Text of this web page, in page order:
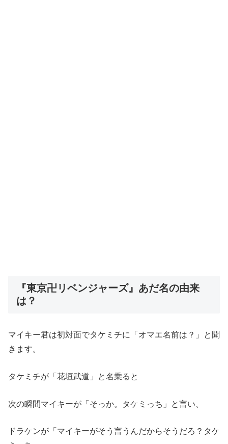
『東京卍リベンジャーズ』あだ名の由来
は？
マイキー君は初対面でタケミチに「オマエ名前は？」と聞
きます。
タケミチが「花垣武道」と名乗ると
次の瞬間マイキーが「そっか。タケミっち」と言い、
ドラケンが「マイキーがそう言うんだからそうだろ？タケ